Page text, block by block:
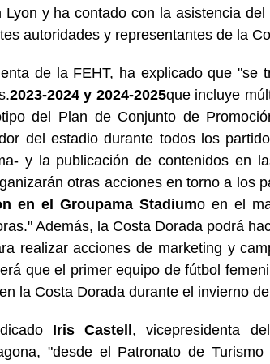
Lyon y ha contado con la asistencia
autoridades y representantes de la
de la FEHT, ha explicado que "se
2023-2024 y 2024-2025que incluye
del Plan de Conjunto de
del estadio durante todos los
y la publicación de contenidos en
otras acciones en torno a los
en el Groupama Stadiumo en el
Además, la Costa Dorada podrá
realizar acciones de marketing y
que el primer equipo de fútbol
en la Costa Dorada durante el invierno
Iris Castell, vicepresidenta
"desde el Patronato de